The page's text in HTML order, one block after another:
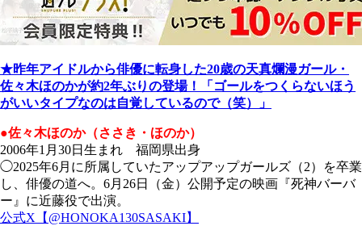
★昨年アイドルから俳優に転身した20歳の天真爛漫ガール・
佐々木ほのかが約2年ぶりの登場！「ゴールをつくらないほう
がいいタイプなのは自覚しているので（笑）」
●佐々木ほのか（ささき・ほのか）
2006年1月30日生まれ 福岡県出身
◯2025年6月に所属していたアップアップガールズ（2）を卒業
し、俳優の道へ。6月26日（金）公開予定の映画『死神バーバ
ー』に近藤役で出演。
公式X【@HONOKA130SASAKI】